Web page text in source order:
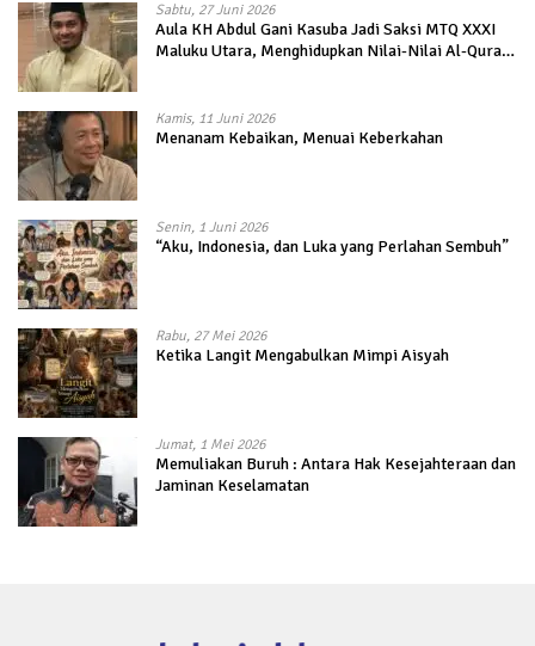
Sabtu, 27 Juni 2026
Aula KH Abdul Gani Kasuba Jadi Saksi MTQ XXXI
Maluku Utara, Menghidupkan Nilai-Nilai Al-Quran
Kamis, 11 Juni 2026
Menanam Kebaikan, Menuai Keberkahan
Senin, 1 Juni 2026
“Aku, Indonesia, dan Luka yang Perlahan Sembuh”
Rabu, 27 Mei 2026
Ketika Langit Mengabulkan Mimpi Aisyah
Jumat, 1 Mei 2026
Memuliakan Buruh : Antara Hak Kesejahteraan dan
Jaminan Keselamatan